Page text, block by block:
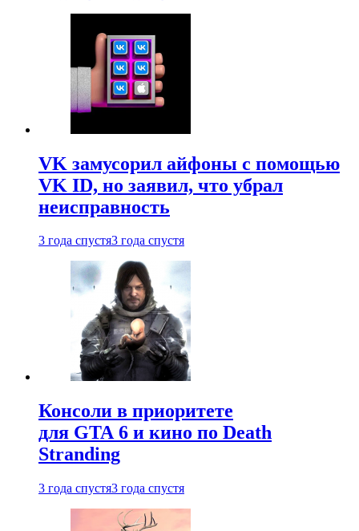
VK замусорил айфоны с помощью
VK ID, но заявил, что убрал
неисправность
3 года спустя3 года спустя
Консоли в приоритете
для GTA 6 и кино по Death
Stranding
3 года спустя3 года спустя